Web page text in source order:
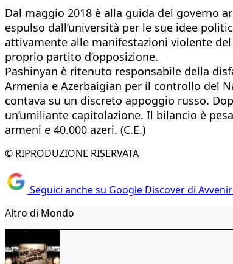
Dal maggio 2018 è alla guida del governo
espulso dall’università per le sue idee
attivamente alle manifestazioni violente
proprio partito d’opposizione.
Pashinyan è ritenuto responsabile della
Armenia e Azerbaigian per il controllo del
contava su un discreto appoggio russo.
un’umiliante capitolazione. Il bilancio è
armeni e 40.000 azeri. (C.E.)
© RIPRODUZIONE RISERVATA
Seguici anche su Google Discover di
Altro di Mondo